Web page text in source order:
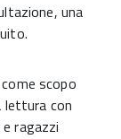
una
scopo
lettura con
ragazzi